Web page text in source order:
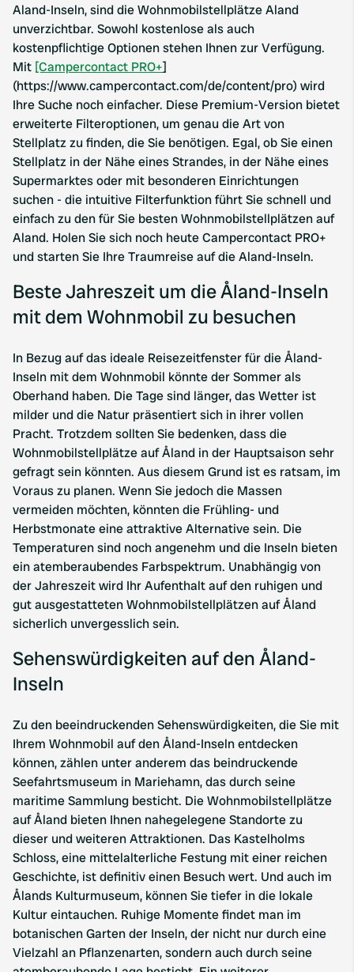
Aland-Inseln, sind die Wohnmobilstellplätze Aland
unverzichtbar. Sowohl kostenlose als auch
kostenpflichtige Optionen stehen Ihnen zur Verfügung.
Mit [Campercontact PRO+]
(https://www.campercontact.com/de/content/pro) wird
Ihre Suche noch einfacher. Diese Premium-Version bietet
erweiterte Filteroptionen, um genau die Art von
Stellplatz zu finden, die Sie benötigen. Egal, ob Sie einen
Stellplatz in der Nähe eines Strandes, in der Nähe eines
Supermarktes oder mit besonderen Einrichtungen
suchen - die intuitive Filterfunktion führt Sie schnell und
einfach zu den für Sie besten Wohnmobilstellplätzen auf
Aland. Holen Sie sich noch heute Campercontact PRO+
und starten Sie Ihre Traumreise auf die Aland-Inseln.
Beste Jahreszeit um die Åland-Inseln
mit dem Wohnmobil zu besuchen
In Bezug auf das ideale Reisezeitfenster für die Åland-
Inseln mit dem Wohnmobil könnte der Sommer als
Oberhand haben. Die Tage sind länger, das Wetter ist
milder und die Natur präsentiert sich in ihrer vollen
Pracht. Trotzdem sollten Sie bedenken, dass die
Wohnmobilstellplätze auf Åland in der Hauptsaison sehr
gefragt sein könnten. Aus diesem Grund ist es ratsam, im
Voraus zu planen. Wenn Sie jedoch die Massen
vermeiden möchten, könnten die Frühling- und
Herbstmonate eine attraktive Alternative sein. Die
Temperaturen sind noch angenehm und die Inseln bieten
ein atemberaubendes Farbspektrum. Unabhängig von
der Jahreszeit wird Ihr Aufenthalt auf den ruhigen und
gut ausgestatteten Wohnmobilstellplätzen auf Åland
sicherlich unvergesslich sein.
Sehenswürdigkeiten auf den Åland-
Inseln
Zu den beeindruckenden Sehenswürdigkeiten, die Sie mit
Ihrem Wohnmobil auf den Åland-Inseln entdecken
können, zählen unter anderem das beindruckende
Seefahrtsmuseum in Mariehamn, das durch seine
maritime Sammlung besticht. Die Wohnmobilstellplätze
auf Åland bieten Ihnen nahegelegene Standorte zu
dieser und weiteren Attraktionen. Das Kastelholms
Schloss, eine mittelalterliche Festung mit einer reichen
Geschichte, ist definitiv einen Besuch wert. Und auch im
Ålands Kulturmuseum, können Sie tiefer in die lokale
Kultur eintauchen. Ruhige Momente findet man im
botanischen Garten der Inseln, der nicht nur durch eine
Vielzahl an Pflanzenarten, sondern auch durch seine